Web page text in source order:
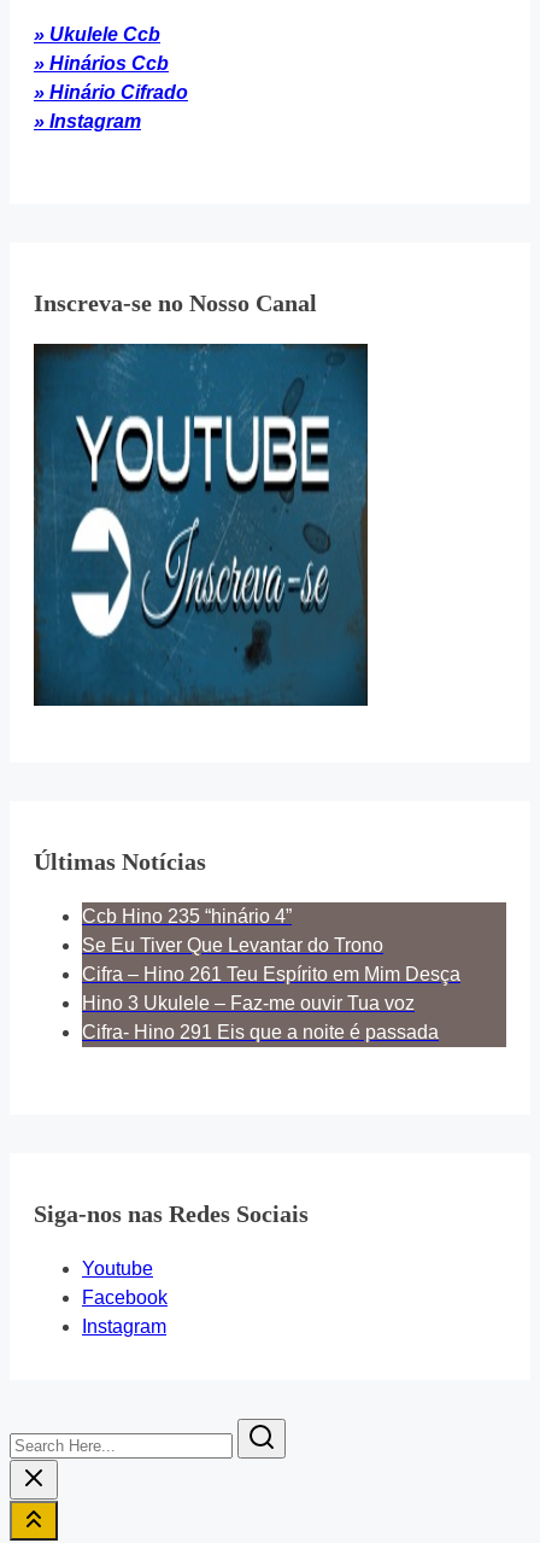
» Ukulele Ccb
» Hinários Ccb
» Hinário Cifrado
» Instagram
Inscreva-se no Nosso Canal
Últimas Notícias
Ccb Hino 235 “hinário 4”
Se Eu Tiver Que Levantar do Trono
Cifra – Hino 261 Teu Espírito em Mim Desça
Hino 3 Ukulele – Faz-me ouvir Tua voz
Cifra- Hino 291 Eis que a noite é passada
Siga-nos nas Redes Sociais
Youtube
Facebook
Instagram
Search
Here...